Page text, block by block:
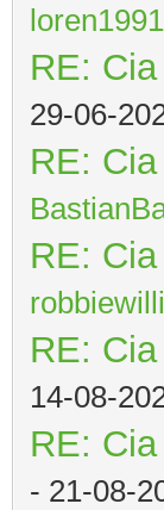
RE:
29-06-
RE:
RE:
RE:
14-08-
RE:
- 21-08-